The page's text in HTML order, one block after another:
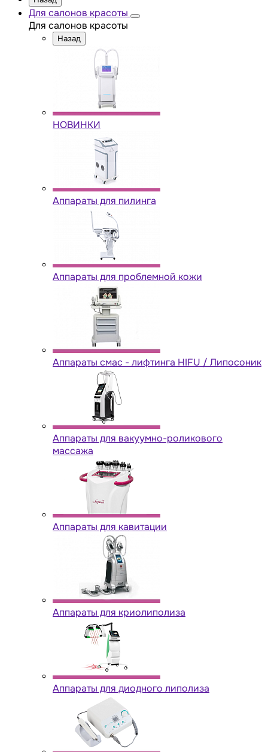
Для салонов красоты
Для салонов красоты
Назад
НОВИНКИ
Аппараты для пилинга
Аппараты для проблемной кожи
Аппараты cмас - лифтинга HIFU / Липосоник
Аппараты для вакуумно-роликового
массажа
Аппараты для кавитации
Аппараты для криолиполиза
Аппараты для диодного липолиза